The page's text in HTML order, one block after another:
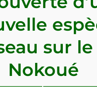
sur
Nokoué